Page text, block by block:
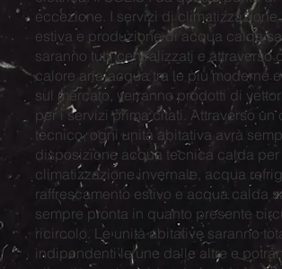
eccezione. I servizi di climatizzazione
estiva e produzione di acqua calda
saranno tutti centralizzati e attraverso
calore aria-acqua tra le più moderne
sul mercato, verranno prodotti di
per i servizi prima citati. Attraverso un
tecnico, ogni unità abitativa avrà
disposizione acqua tecnica calda per
climatizzazione invernale, acqua
raffrescamento estivo e acqua calda
sempre pronta in quanto presente
ricircolo. Le unità abitative saranno
indipendenti le une dalle altre e